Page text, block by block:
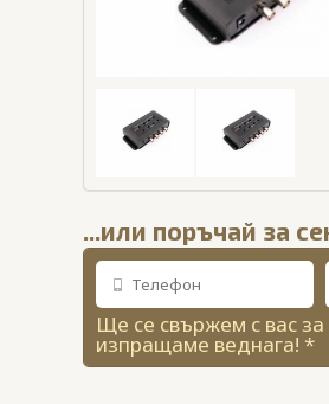
...или поръчай за
Ще се свържем с вас
изпращаме веднага! *